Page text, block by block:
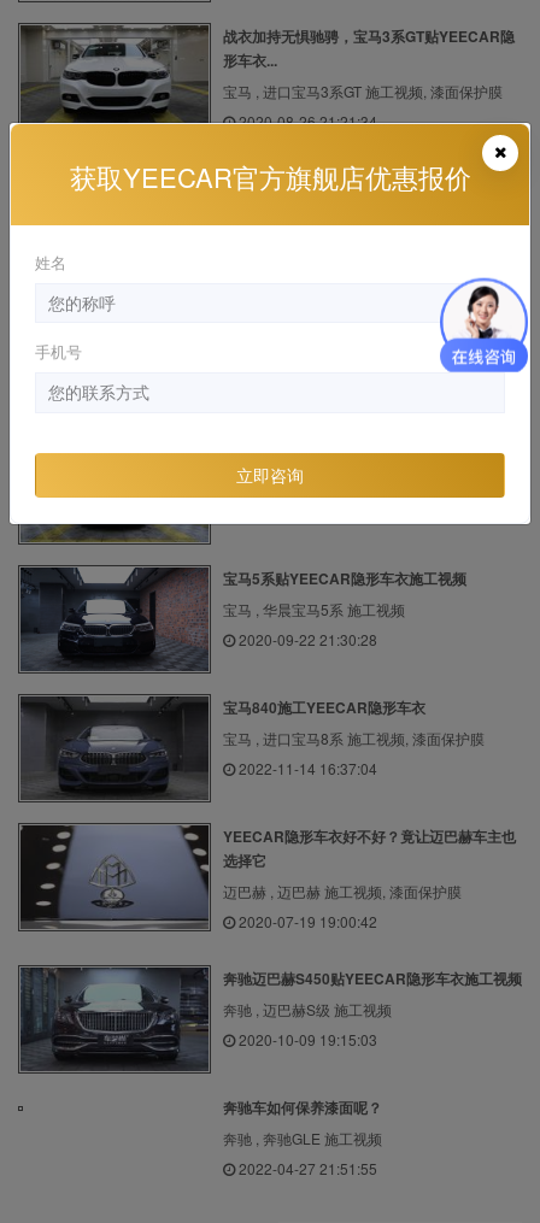
战衣加持无惧驰骋，宝马3系GT贴YEECAR隐
形车衣...
宝马 , 进口宝马3系GT 施工视频, 漆面保护膜
2020-08-26 21:21:34
国产电动车小鹏G3贴上YEECAR车衣，立刻上
法拉利SF90选贴YEECAR G6车衣
宝马740Li贴YEECAR隐形车衣施工视频
宝马 , 进口宝马7系 施工视频
宝马5系贴YEECAR隐形车衣施工视频
宝马 , 华晨宝马5系 施工视频
2020-09-22 21:30:28
宝马840施工YEECAR隐形车衣
宝马 , 进口宝马8系 施工视频, 漆面保护膜
2022-11-14 16:37:04
YEECAR隐形车衣好不好？竟让迈巴赫车主也
选择它
迈巴赫 , 迈巴赫 施工视频, 漆面保护膜
2020-07-19 19:00:42
奔驰迈巴赫S450贴YEECAR隐形车衣施工视频
奔驰 , 迈巴赫S级 施工视频
2020-10-09 19:15:03
奔驰车如何保养漆面呢？
奔驰 , 奔驰GLE 施工视频
2022-04-27 21:51:55
获取YEECAR官方旗舰店优惠报价
姓名
手机号
立即咨询